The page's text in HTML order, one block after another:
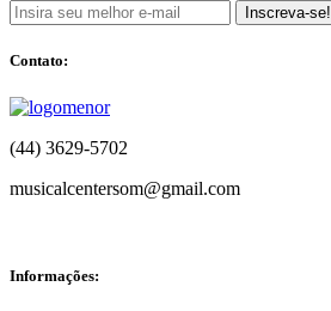
Inscreva-se!
Contato:
(44) 3629-5702
musicalcentersom@gmail.com
Informações: